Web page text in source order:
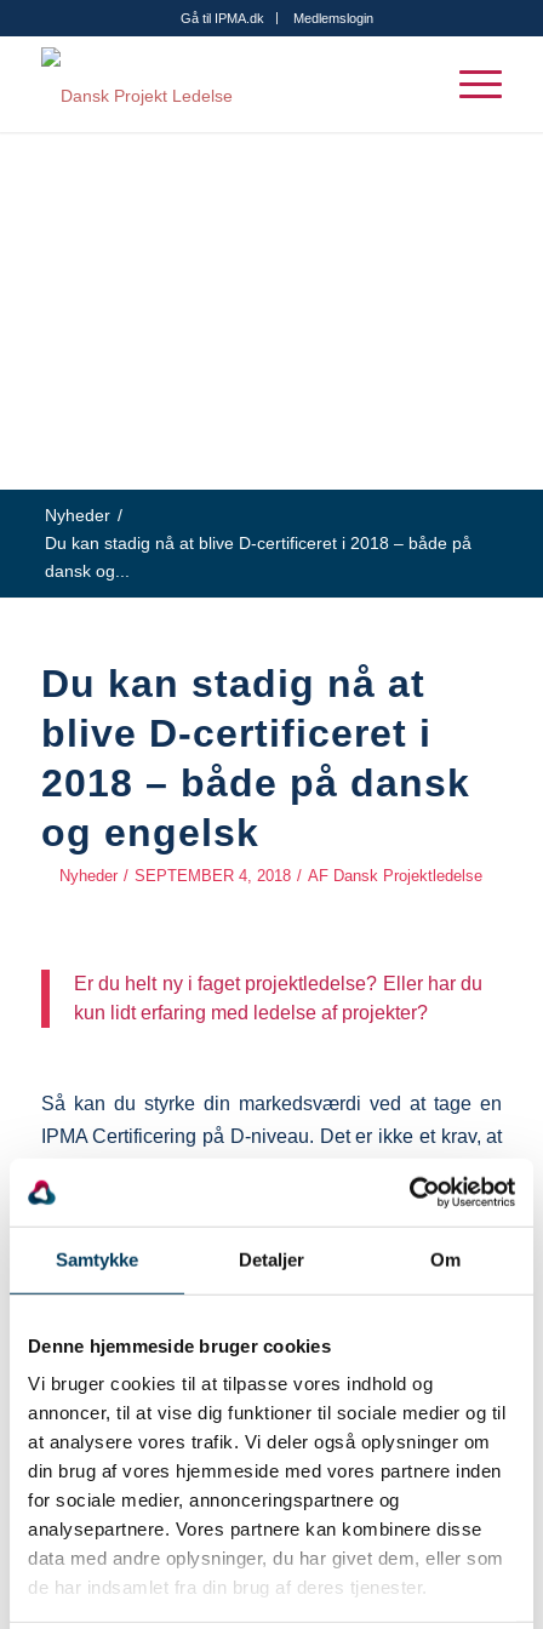
Samtykke Detaljer Om
Denne hjemmeside bruger cookies
Vi bruger cookies til at tilpasse vores indhold og
annoncer, til at vise dig funktioner til sociale medier og til
at analysere vores trafik. Vi deler også oplysninger om
din brug af vores hjemmeside med vores partnere inden
for sociale medier, annonceringspartnere og
analysepartnere. Vores partnere kan kombinere disse
data med andre oplysninger, du har givet dem, eller som
de har indsamlet fra din brug af deres tjenester.
Gå til IPMA.dk Medlemslogin
Nyheder /
Du kan stadig nå at blive D-certificeret i 2018 – både på
dansk og...
Du kan stadig nå at
blive D-certificeret i
2018 – både på dansk
og engelsk
Nyheder / SEPTEMBER 4, 2018 / AF Dansk Projektledelse
Er du helt ny i faget projektledelse? Eller har du
kun lidt erfaring med ledelse af projekter?
Så kan du styrke din markedsværdi ved at tage en
IPMA Certificering på D-niveau. Det er ikke et krav, at
blive IPMA certificeret på niveau D. Vi anbefaler dog,
at du har min. 6 mandmåneders erfaring som
projektleder – eller du har været med på et projekt
som projektdeltager. Læs mere om kraveneher.
Kom med på den sidste runde i 2018 – og vælg
selv om du vil certificeres på dansk eller engelsk
Vi starter nye runder op på niveau D i løbet af
september, og vi har stadig plads til dig!
Du kan se datoerne for forløbet på dansk
og for det engelske forløbher(D56E).
Vil du vide mere?